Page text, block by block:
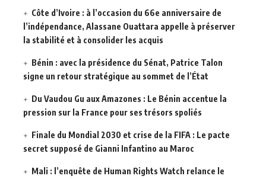
Côte d’Ivoire : à l’occasion du 66e anniversaire de
l’indépendance, Alassane Ouattara appelle à préserver
la stabilité et à consolider les acquis
Bénin : avec la présidence du Sénat, Patrice Talon
signe un retour stratégique au sommet de l’État
Du Vaudou Gu aux Amazones : Le Bénin accentue la
pression sur la France pour ses trésors spoliés
Finale du Mondial 2030 et crise de la FIFA : Le pacte
secret supposé de Gianni Infantino au Maroc
Mali : l’enquête de Human Rights Watch relance le